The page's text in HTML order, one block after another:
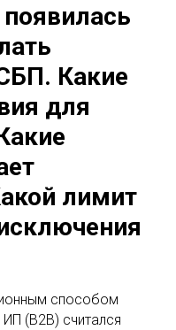
Какие
для
лимит
способом
(В2В) считался